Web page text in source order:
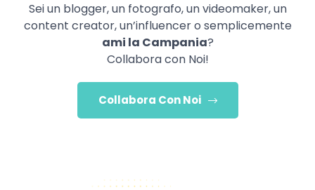
Sei un blogger, un fotografo, un videomaker, un
content creator, un’influencer o semplicemente
ami la Campania?
Collabora con Noi!
Collabora Con Noi